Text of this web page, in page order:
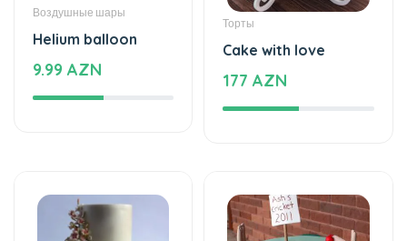
9.99 AZN
Cake with love
177 AZN